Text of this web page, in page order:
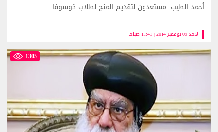
الاحد 09 نوفمبر 2014 | 11:41 صباحاً
أحمد الطيب: مستعدون لتقديم المنح لطلاب كوسوفا
1305